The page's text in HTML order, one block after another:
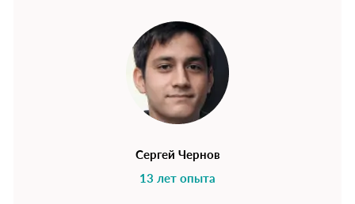
Сергей Чернов
13 лет опыта